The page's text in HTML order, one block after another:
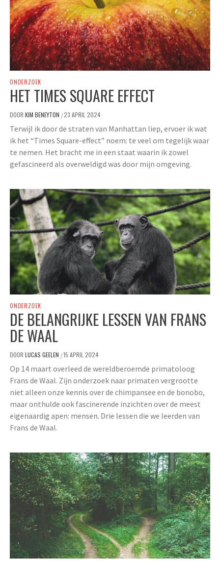
ONDERZOEK
HET TIMES SQUARE EFFECT
DOOR KIM BENEYTON /23 APRIL 2024
Terwijl ik door de straten van Manhattan liep, ervoer ik wat
ik het “Times Square-effect” noem: te veel om tegelijk waar
te nemen. Het bracht me in een staat waarin ik zowel
gefascineerd als overweldigd was door mijn omgeving.
ONDERZOEK
DE BELANGRIJKE LESSEN VAN FRANS
DE WAAL
DOOR LUCAS GEELEN /15 APRIL 2024
Op 14 maart overleed de wereldberoemde primatoloog
Frans de Waal. Zijn onderzoek naar primaten vergrootte
niet alleen onze kennis over de chimpansee en de bonobo,
maar onthulde ook fascinerende inzichten over de meest
eigenaardig apen: mensen. Drie lessen die we leerden van
Frans de Waal.